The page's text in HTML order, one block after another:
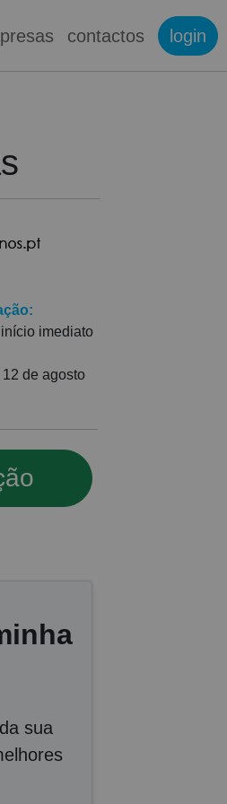
contactos login
início imediato
12 de agosto
sua